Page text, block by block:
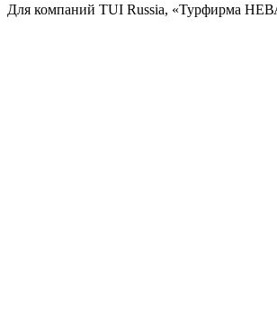
Для компаний TUI Russia, «Турфирма